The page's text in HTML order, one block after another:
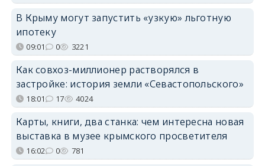
В Крыму могут запустить «узкую» льготную
ипотеку
09:01 0 3221
Как совхоз-миллионер растворялся в
застройке: история земли «Севастопольского»
18:01 17 4024
Карты, книги, два станка: чем интересна новая
выставка в музее крымского просветителя
16:02 0 781